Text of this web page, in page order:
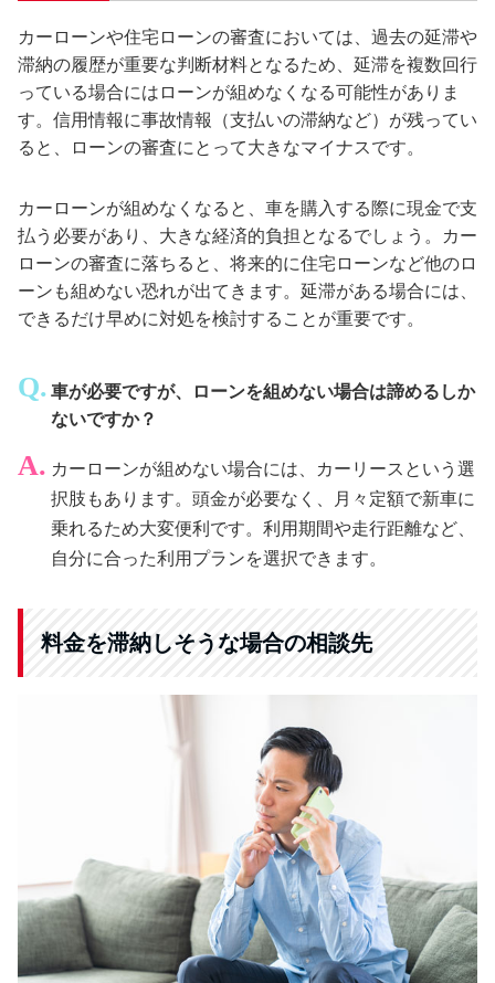
カーローンや住宅ローンの審査においては、過去の延滞や
滞納の履歴が重要な判断材料となるため、延滞を複数回行
っている場合にはローンが組めなくなる可能性がありま
す。信用情報に事故情報（支払いの滞納など）が残ってい
ると、ローンの審査にとって大きなマイナスです。
カーローンが組めなくなると、車を購入する際に現金で支
払う必要があり、大きな経済的負担となるでしょう。カー
ローンの審査に落ちると、将来的に住宅ローンなど他のロ
ーンも組めない恐れが出てきます。延滞がある場合には、
できるだけ早めに対処を検討することが重要です。
車が必要ですが、ローンを組めない場合は諦めるしか
ないですか？
カーローンが組めない場合には、カーリースという選
択肢もあります。頭金が必要なく、月々定額で新車に
乗れるため大変便利です。利用期間や走行距離など、
自分に合った利用プランを選択できます。
料金を滞納しそうな場合の相談先